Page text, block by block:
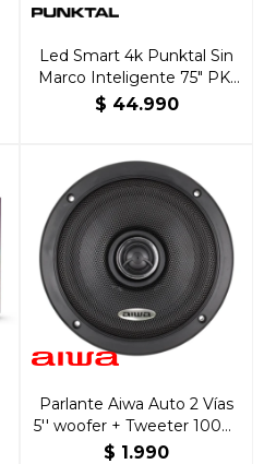
Led Smart 4k Punktal Sin
Marco Inteligente 75" PK-
75 W4K
$ 44.990
Parlante Aiwa Auto 2 Vías
5'' woofer + Tweeter 100W
| AW-S1365P
$ 1.990